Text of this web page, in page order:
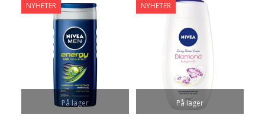
På lager
NYHETER
På lager
NYHETER